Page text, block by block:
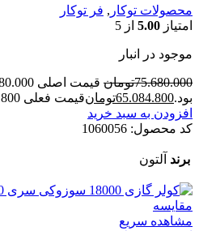
محصولات توکار , فر توکار
امتیاز 5.00 از 5
موجود در انبار
75.680.000تومان
بود.65.084.800تومانقیمت فعلی 65.084.800تومان است.
افزودن به سبد خرید
کد محصول: 1060056
برند آلتون
مقایسه
مشاهده سریع